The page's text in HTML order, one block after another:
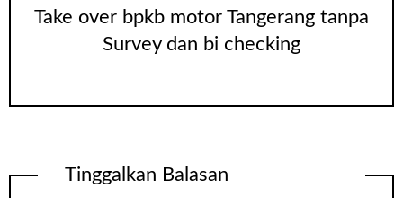
Take over bpkb motor Tangerang tanpa
Survey dan bi checking
Tinggalkan Balasan